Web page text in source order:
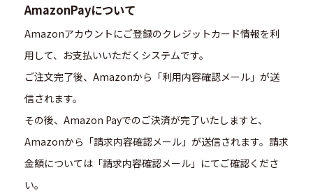
AmazonPayについて
Amazonアカウントにご登録のクレジットカード情報を利
用して、お支払いいただくシステムです。
ご注文完了後、Amazonから「利用内容確認メール」が送
信されます。
その後、Amazon Payでのご決済が完了いたしますと、
Amazonから「請求内容確認メール」が送信されます。請求
金額については「請求内容確認メール」にてご確認くださ
い。